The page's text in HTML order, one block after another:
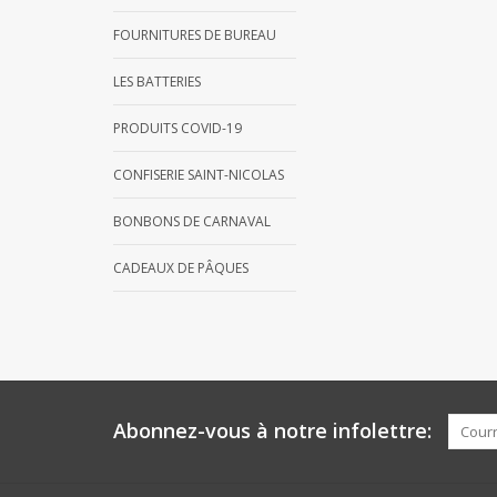
FOURNITURES DE BUREAU
LES BATTERIES
PRODUITS COVID-19
CONFISERIE SAINT-NICOLAS
BONBONS DE CARNAVAL
CADEAUX DE PÂQUES
Abonnez-vous à notre infolettre: